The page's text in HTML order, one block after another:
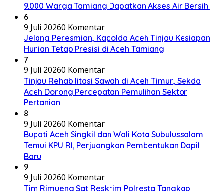
9.000 Warga Tamiang Dapatkan Akses Air Bersih
6
9 Juli 20260 Komentar
Jelang Peresmian, Kapolda Aceh Tinjau Kesiapan
Hunian Tetap Presisi di Aceh Tamiang
7
9 Juli 20260 Komentar
Tinjau Rehabilitasi Sawah di Aceh Timur, Sekda
Aceh Dorong Percepatan Pemulihan Sektor
Pertanian
8
9 Juli 20260 Komentar
Bupati Aceh Singkil dan Wali Kota Subulussalam
Temui KPU RI, Perjuangkan Pembentukan Dapil
Baru
9
9 Juli 20260 Komentar
Tim Rimueng Sat Reskrim Polresta Tangkap